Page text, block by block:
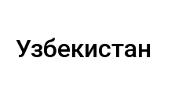
Узбекистан